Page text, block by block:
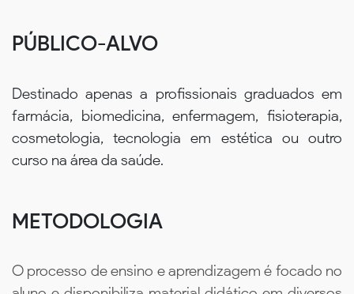
PÚBLICO-ALVO
Destinado apenas a profissionais graduados em
farmácia, biomedicina, enfermagem, fisioterapia,
cosmetologia, tecnologia em estética ou outro
curso na área da saúde.
METODOLOGIA
O processo de ensino e aprendizagem é focado no